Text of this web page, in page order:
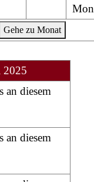
Gehe zu Monat
2025
an diesem
an diesem